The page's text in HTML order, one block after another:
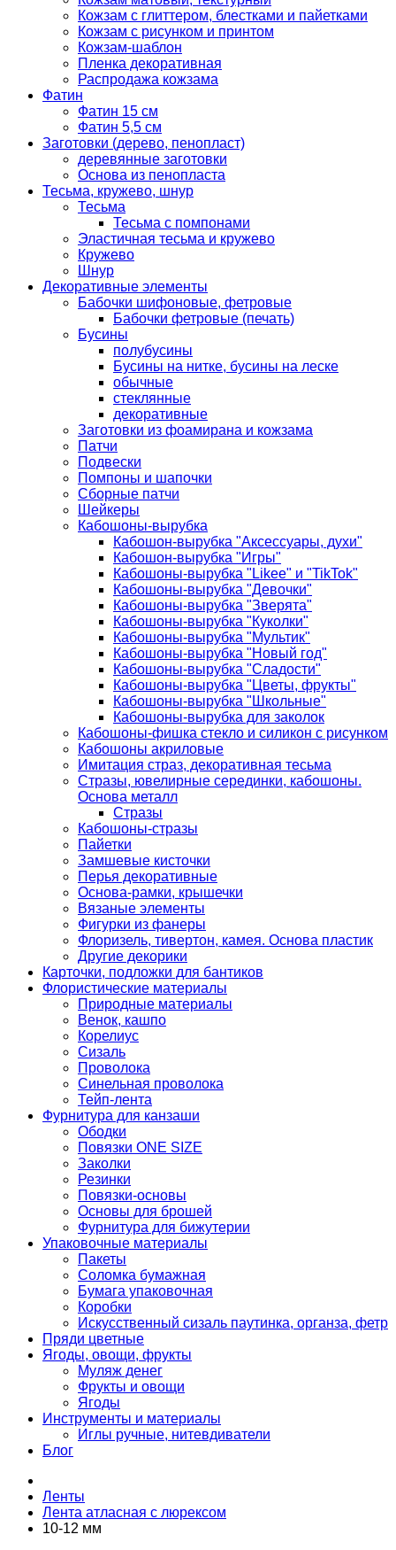
Кожзам с глиттером, блестками и пайетками
Кожзам с рисунком и принтом
Кожзам-шаблон
Пленка декоративная
Распродажа кожзама
Фатин
Фатин 15 см
Фатин 5,5 см
Заготовки (дерево, пенопласт)
деревянные заготовки
Основа из пенопласта
Тесьма, кружево, шнур
Тесьма
Тесьма с помпонами
Эластичная тесьма и кружево
Кружево
Шнур
Декоративные элементы
Бабочки шифоновые, фетровые
Бабочки фетровые (печать)
Бусины
полубусины
Бусины на нитке, бусины на леске
обычные
стеклянные
декоративные
Заготовки из фоамирана и кожзама
Патчи
Подвески
Помпоны и шапочки
Сборные патчи
Шейкеры
Кабошоны-вырубка
Кабошон-вырубка "Аксессуары, духи"
Кабошон-вырубка "Игры"
Кабошоны-вырубка "Likee" и "TikTok"
Кабошоны-вырубка "Девочки"
Кабошоны-вырубка "Зверята"
Кабошоны-вырубка "Куколки"
Кабошоны-вырубка "Мультик"
Кабошоны-вырубка "Новый год"
Кабошоны-вырубка "Сладости"
Кабошоны-вырубка "Цветы, фрукты"
Кабошоны-вырубка "Школьные"
Кабошоны-вырубка для заколок
Кабошоны-фишка стекло и силикон с рисунком
Кабошоны акриловые
Имитация страз, декоративная тесьма
Стразы, ювелирные серединки, кабошоны.
Основа металл
Стразы
Кабошоны-стразы
Пайетки
Замшевые кисточки
Перья декоративные
Основа-рамки, крышечки
Вязаные элементы
Фигурки из фанеры
Флоризель, тивертон, камея. Основа пластик
Другие декорики
Карточки, подложки для бантиков
Флористические материалы
Природные материалы
Венок, кашпо
Корелиус
Сизаль
Проволока
Синельная проволока
Тейп-лента
Фурнитура для канзаши
Ободки
Повязки ONE SIZE
Заколки
Резинки
Повязки-основы
Основы для брошей
Фурнитура для бижутерии
Упаковочные материалы
Пакеты
Соломка бумажная
Бумага упаковочная
Коробки
Искусственный сизаль паутинка, органза, фетр
Пряди цветные
Ягоды, овощи, фрукты
Муляж денег
Фрукты и овощи
Ягоды
Инструменты и материалы
Иглы ручные, нитевдиватели
Блог
Ленты
Лента атласная с люрексом
10-12 мм